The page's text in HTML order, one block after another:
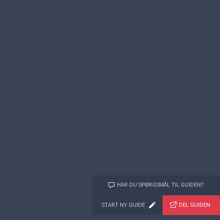
HAR DU SPØRGSMÅL TIL GUIDEN?
START NY GUIDE DEL GUIDEN